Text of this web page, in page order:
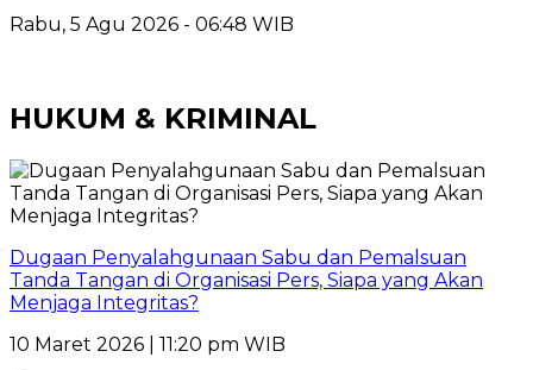
Rabu, 5 Agu 2026 - 06:48 WIB
HUKUM & KRIMINAL
Dugaan Penyalahgunaan Sabu dan Pemalsuan
Tanda Tangan di Organisasi Pers, Siapa yang Akan
Menjaga Integritas?
10 Maret 2026 | 11:20 pm WIB